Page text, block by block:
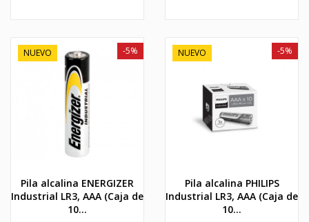
NUEVO
Pila alcalina ENERGIZER
Industrial LR3, AAA (Caja de
10...
-5% NUEVO
Pila alcalina PHILIPS
Industrial LR3, AAA (Caja de
10...
-5%